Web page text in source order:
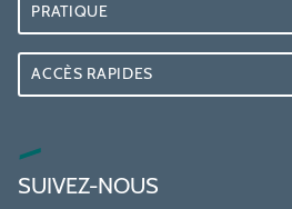
PRATIQUE
ACCÈS RAPIDES
SUIVEZ-NOUS